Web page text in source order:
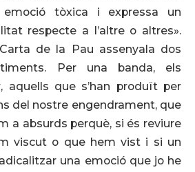
emoció tòxica i expressa un
respecte a l’altre o altres».
de la Pau assenyala dos
Per una banda, els
aquells que s’han produït per
del nostre engendrament, que
a absurds perquè, si és reviure
viscut o que hem vist i si un
una emoció que jo he